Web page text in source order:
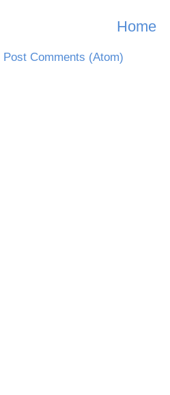
Home
Post Comments (Atom)